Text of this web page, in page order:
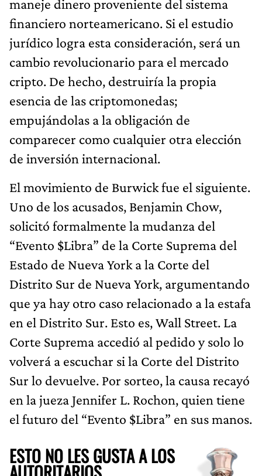
maneje dinero proveniente del sistema
financiero norteamericano. Si el estudio
jurídico logra esta consideración, será un
cambio revolucionario para el mercado
cripto. De hecho, destruiría la propia
esencia de las criptomonedas;
empujándolas a la obligación de
comparecer como cualquier otra elección
de inversión internacional.
El movimiento de Burwick fue el siguiente.
Uno de los acusados, Benjamin Chow,
solicitó formalmente la mudanza del
“Evento $Libra” de la Corte Suprema del
Estado de Nueva York a la Corte del
Distrito Sur de Nueva York, argumentando
que ya hay otro caso relacionado a la estafa
en el Distrito Sur. Esto es, Wall Street. La
Corte Suprema accedió al pedido y solo lo
volverá a escuchar si la Corte del Distrito
Sur lo devuelve. Por sorteo, la causa recayó
en la jueza Jennifer L. Rochon, quien tiene
el futuro del “Evento $Libra” en sus manos.
ESTO NO LES GUSTA A LOS